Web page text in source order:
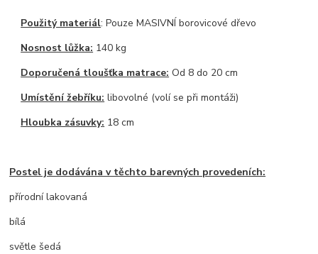
Použitý materiál: Pouze MASIVNÍ borovicové dřevo
Nosnost lůžka: 140 kg
Doporučená tloušťka matrace: Od 8 do 20 cm
Umístění žebříku: libovolné (volí se při montáži)
Hloubka zásuvky: 18 cm
Postel je dodávána v těchto barevných provedeních:
přírodní lakovaná
bílá
světle šedá